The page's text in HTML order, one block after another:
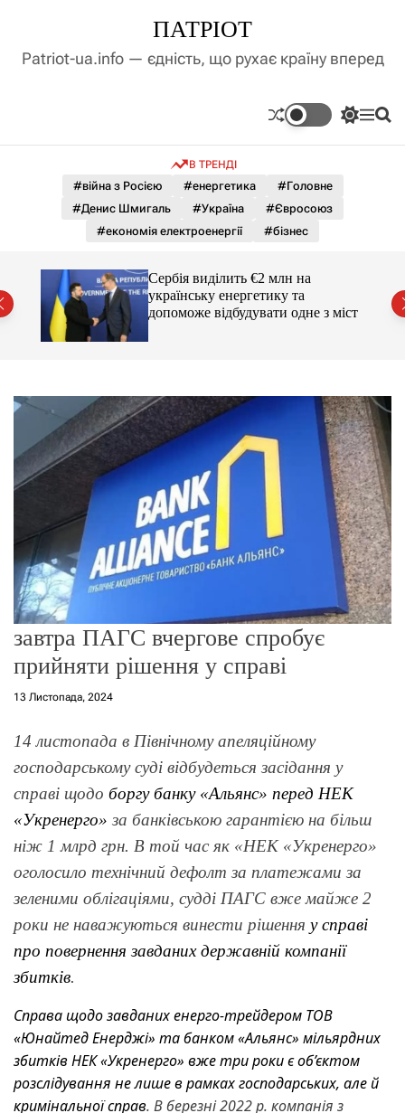
д
у
ПАТРІОТ
Patriot-ua.info — єдність, що рухає країну вперед
П
м
к
о
г
о
р
е
ж
и
м
у
М П
В ТРЕНДІ
#війна з Росією #енергетика
#Головне
#Денис Шмигаль
#Україна
#Євросоюз
#економія електроенергії
#бізнес
Сербія виділить €2 млн на
українську енергетику та
допоможе відбудувати одне з міст
завтра ПАГС вчергове спробує
прийняти рішення у справі
13 Листопада, 2024
14 листопада в Північному апеляційному
господарському суді відбудеться засідання у
справі щодо боргу банку «Альянс» перед НЕК
«Укренерго» за банківською гарантією на більш
ніж 1 млрд грн. В той час як «НЕК «Укренерго»
оголосило технічний дефолт за платежами за
зеленими облігаціями, судді ПАГС вже майже 2
роки не наважуються винести рішення у справі
про повернення завданих державній компанії
збитків.
Справа щодо завданих енерго-трейдером ТОВ
«Юнайтед Енерджі» та банком «Альянс» мільярдних
збитків НЕК «Укренерго» вже три роки є об’єктом
розслідування не лише в рамках господарських, але й
кримінальної справ. В березні 2022 р. компанія з